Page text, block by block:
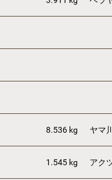
8.536 kg ヤマ
1.545 kg アク